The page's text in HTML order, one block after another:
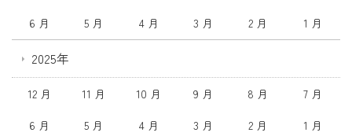
6 月 5 月 4 月 3 月 2 月 1 月
2025年
12 月 11 月 10 月 9 月 8 月 7 月
6 月 5 月 4 月 3 月 2 月 1 月